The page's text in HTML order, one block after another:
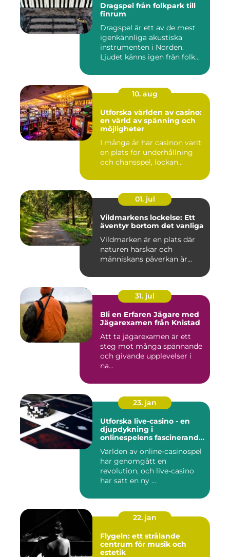
Dragspel från folkpark till
finrum
Dragspel är ett av de mest
igenkännliga akustiska
instrumenten i Norden.
Ljudet känns igen från folk...
10. aug
Utforska världen av casino:
en värld av spänning och
möjligheter
I många år har casinon varit
en plats för underhållning
och chansspel, lockan...
01. jul
Vildmarkens lockelse: Ett
äventyr bortom det vanliga
Vildmarken är en plats där
naturen härskar och
människans påverkan är...
31. jul
Bli en Erfaren Jägare med
Jägarexamen från Knistad
Att ta jägarexamen är ett
steg mot många spännande
och givande upplevelser i
na...
23. jan
Utforska live-casino - en
djupdykning i
onlinespelens fascinerande
Världen av online-casinospel
har genomgått en
revolution, och live-casino
har satt en ny ...
22. jan
Flygeln: ett strålande
centrum för musik och
estetik